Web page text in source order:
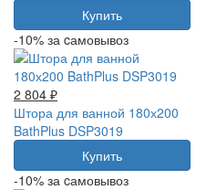
Купить
-10% за cамовывоз
2 804 ₽
Штора для ванной 180х200
BathPlus DSP3019
Купить
-10% за cамовывоз